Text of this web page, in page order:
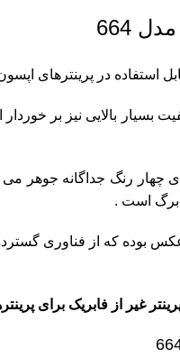
664
بسیار بالایی نیز بر
عکس بوده که از فناوری
غیر از فابریک برای